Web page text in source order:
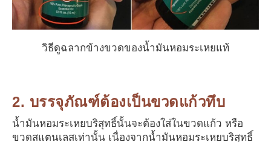
วิธีดูฉลากข้างขวดของน้ำมันหอมระเหยแท้
2. บรรจุภัณฑ์ต้องเป็นขวดแก้วทึบ
น้ำมันหอมระเหยบริสุทธิ์นั้นจะต้องใส่ในขวดแก้ว หรือ
ขวดสแตนเลสเท่านั้น เนื่องจากน้ำมันหอมระเหยบริสุทธิ์